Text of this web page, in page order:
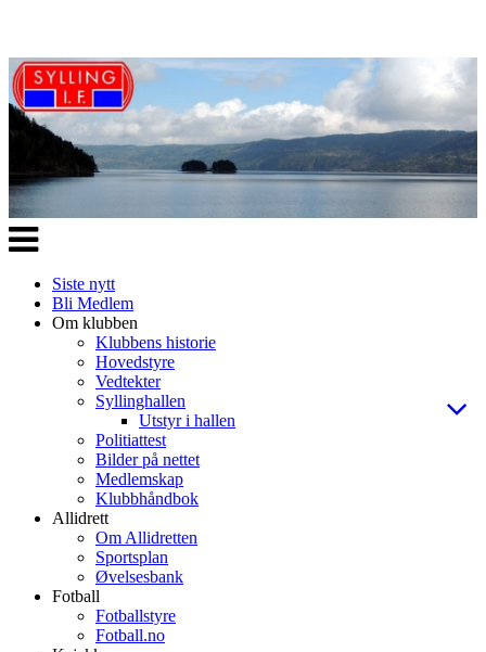
Veksle
navigasjon
Siste nytt
Bli Medlem
Om klubben
Klubbens historie
Hovedstyre
Vedtekter
Syllinghallen
Utstyr i hallen
Politiattest
Bilder på nettet
Medlemskap
Klubbhåndbok
Allidrett
Om Allidretten
Sportsplan
Øvelsesbank
Fotball
Fotballstyre
Fotball.no